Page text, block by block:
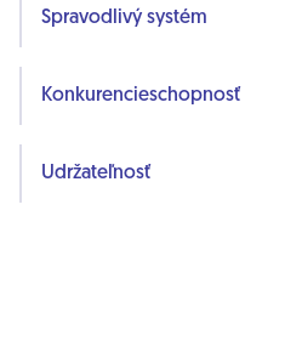
Spravodlivý systém
Konkurencieschopnosť
Udržateľnosť